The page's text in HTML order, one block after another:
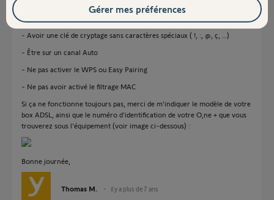
- Avoir une clé de cryptage sans caractères spéciaux ( !, :, @, ç, …)
- Être sur un canal Auto
- Ne pas activer le WPS ou Easy Pairing
- Ne pas avoir activé le filtrage MAC
Si ça ne fonctionne toujours pas, merci de m'indiquer le modèle de votre
box ADSL, ainsi que le numéro d'identification de votre O,ne + que vous
trouverez sous l'équipement (voir image ci-dessous) :
Bonne journée,
Thomas M. il y a plus de 7 ans
Gérer mes préférences